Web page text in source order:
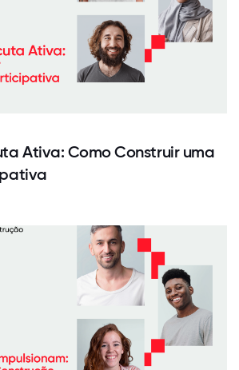
Ativa: Como Construir uma